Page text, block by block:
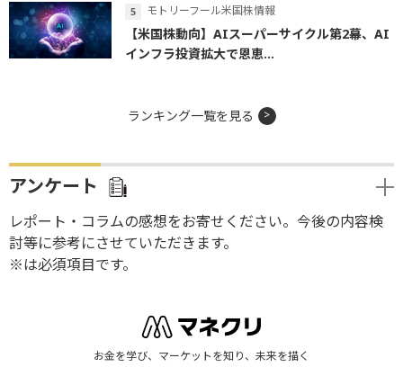
モトリーフール米国株情報
【米国株動向】AIスーパーサイクル第2幕、AI
インフラ投資拡大で恩恵...
ランキング一覧を見る
アンケート
レポート・コラムの感想をお寄せください。今後の内容検
討等に参考にさせていただきます。
※は必須項目です。
お金を学び、マーケットを知り、未来を描く